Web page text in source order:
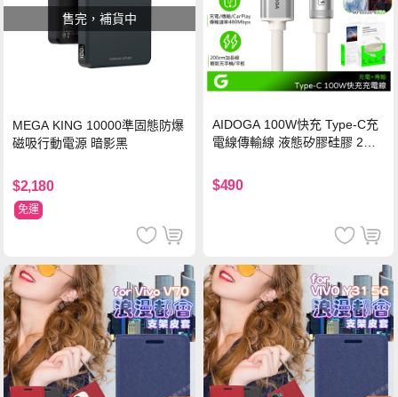
售完，補貨中
MEGA KING 10000準固態防爆
磁吸行動電源 暗影黑
$2,180
免運
AIDOGA 100W快充 Type-C充
電線傳輸線 液態矽膠硅膠 2M
$490